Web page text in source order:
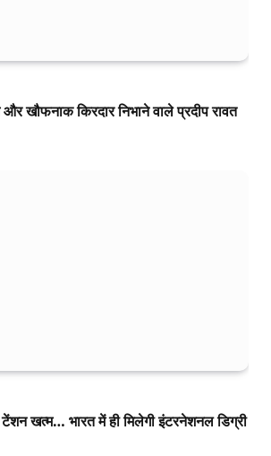
खौफनाक किरदार निभाने वाले प्रदीप रावत
खत्म… भारत में ही मिलेगी इंटरनेशनल डिग्री